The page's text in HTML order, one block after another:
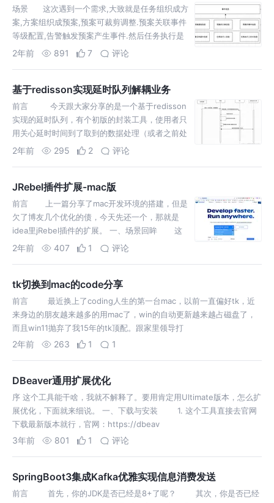
场景 这次遇到一个需求,大致就是任务组织成方
案,方案组织成预案,预案可裁剪调整.预案关联事件
等级配置,告警触发预案产生事件.然后任务执行是
有先后的,也就是有流程概念. 整体架构流程
2年前 891 7 评论
基于redisson实现延时队列解耦业务
前言 今天跟大家分享的是一个基于redisson
实现的延时队列，有个初版的封装工具，使用者只
用关心延时时间到了取到的数据处理（或者之前处
理，到时间只做剩下的业务），废话不多说，直接
2年前 295 2 评论
JRebel插件扩展-mac版
前言 上一篇分享了mac开发环境的搭建，但是
欠了博友几个优化的债，今天先还一个，那就是
idea里jRebel插件的扩展。 一、场景回眸 这
个如果在win环境那扩展是分分钟，一个
2年前 407 1 评论
tk切换到mac的code分享
前言 最近换上了coding人生的第一台mac，以前一直偏好tk，近
来身边的朋友越来越多的用mac了，win的自动更新越来越占磁盘了，
而且win11抛弃了我15年的tk顶配。跟家里领导打
2年前 263 1 1
DBeaver通用扩展优化
序 这个工具能干啥，我就不解释了。要用肯定用Ultimate版本，怎么扩
展优化，下面就来细说。 一、下载与安装 1. 这个工具直接去官网
下载最新版本就行，官网：https://dbeav
3年前 801 1 评论
SpringBoot3集成Kafka优雅实现信息消费发送
前言 首先，你的JDK是否已经是8+了呢？ 其次，你是否已经